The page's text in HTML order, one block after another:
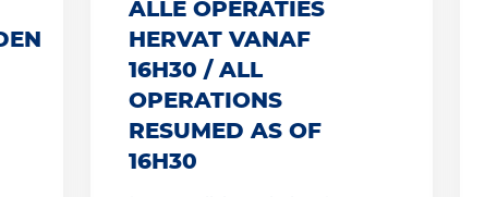
ALLE OPERATIES
HERVAT VANAF
16H30 / ALL
OPERATIONS
RESUMED AS OF
16H30